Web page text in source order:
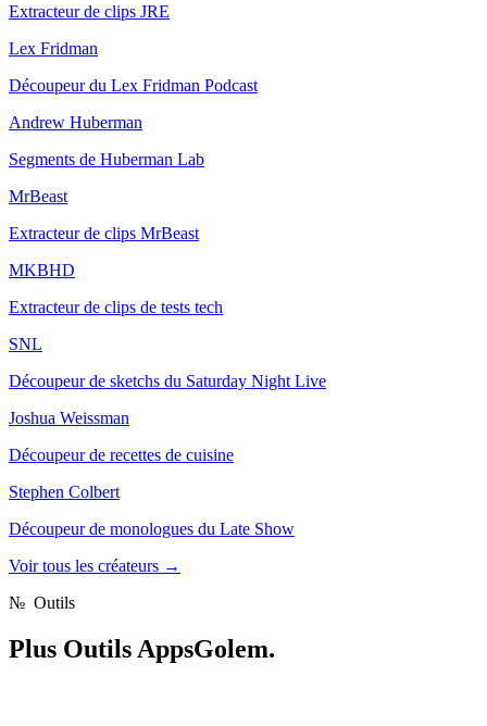
Extracteur de clips JRE
Lex Fridman
Découpeur du Lex Fridman Podcast
Andrew Huberman
Segments de Huberman Lab
MrBeast
Extracteur de clips MrBeast
MKBHD
Extracteur de clips de tests tech
SNL
Découpeur de sketchs du Saturday Night Live
Joshua Weissman
Découpeur de recettes de cuisine
Stephen Colbert
Découpeur de monologues du Late Show
Voir tous les créateurs →
№ Outils
Plus Outils AppsGolem.